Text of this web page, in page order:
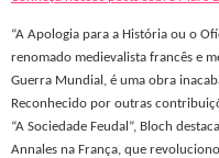
“A Apologia para a História ou o
renomado medievalista francês e
Guerra Mundial, é uma obra
Reconhecido por outras
“A Sociedade Feudal”, Bloch
Annales na França, que